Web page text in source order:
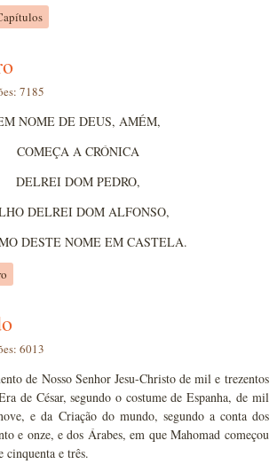
7185
NOME DE DEUS, AMÉM,
COMEÇA A CRÓNICA
DELREI DOM PEDRO,
DELREI DOM ALFONSO,
DESTE NOME EM CASTELA.
6013
de Nosso Senhor Jesu-Christo de mil e trezentos
de César, segundo o costume de Espanha, de mil
e da Criação do mundo, segundo a conta dos
e onze, e dos Árabes, em que Mahomad começou
cinquenta e três.